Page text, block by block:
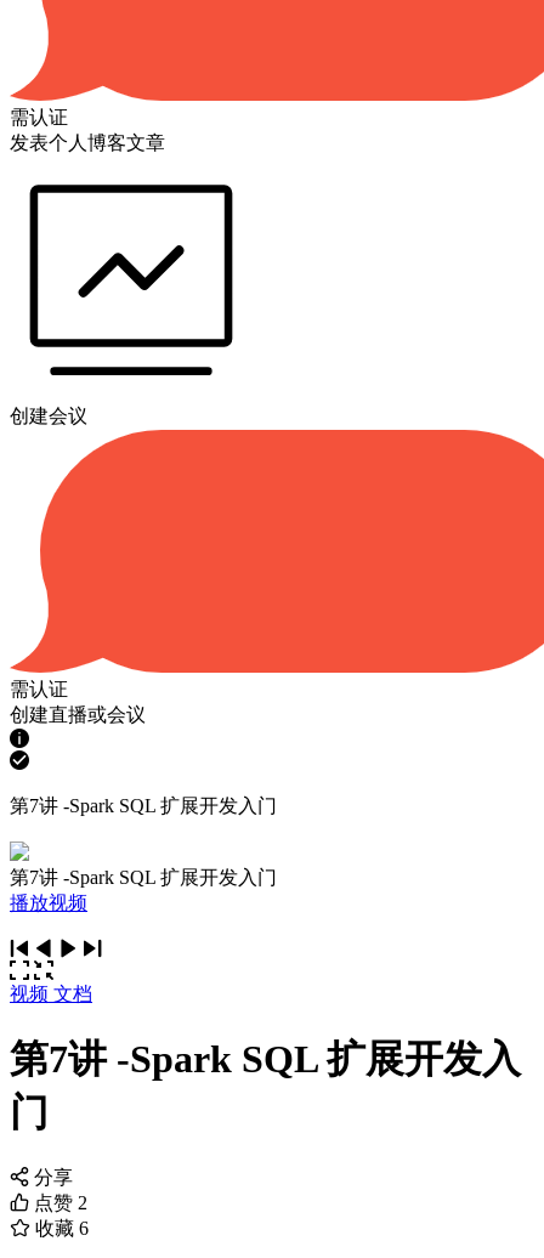
需认证
发表个人博客文章
创建会议
需认证
创建直播或会议
第7讲 -Spark SQL 扩展开发入门
第7讲 -Spark SQL 扩展开发入门
播放视频
视频 文档
第7讲 -Spark SQL 扩展开发入
门
分享
点赞 2
收藏 6